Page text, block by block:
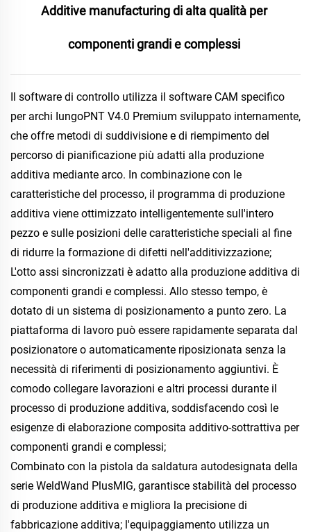
Additive manufacturing di alta qualità per
componenti grandi e complessi
Il software di controllo utilizza il software CAM specifico
per archi IungoPNT V4.0 Premium sviluppato internamente,
che offre metodi di suddivisione e di riempimento del
percorso di pianificazione più adatti alla produzione
additiva mediante arco. In combinazione con le
caratteristiche del processo, il programma di produzione
additiva viene ottimizzato intelligentemente sull'intero
pezzo e sulle posizioni delle caratteristiche speciali al fine
di ridurre la formazione di difetti nell'additivizzazione;
L'otto assi sincronizzati è adatto alla produzione additiva di
componenti grandi e complessi. Allo stesso tempo, è
dotato di un sistema di posizionamento a punto zero. La
piattaforma di lavoro può essere rapidamente separata dal
posizionatore o automaticamente riposizionata senza la
necessità di riferimenti di posizionamento aggiuntivi. È
comodo collegare lavorazioni e altri processi durante il
processo di produzione additiva, soddisfacendo così le
esigenze di elaborazione composita additivo-sottrattiva per
componenti grandi e complessi;
Combinato con la pistola da saldatura autodesignata della
serie WeldWand PlusMIG, garantisce stabilità del processo
di produzione additiva e migliora la precisione di
fabbricazione additiva; l'equipaggiamento utilizza un